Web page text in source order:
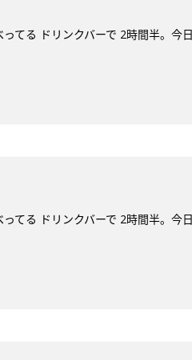
てる ドリンクバーで 2時間半。今
てる ドリンクバーで 2時間半。今